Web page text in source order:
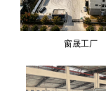
窗晟工厂